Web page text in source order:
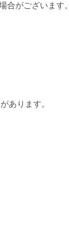
合がございます。
あります。